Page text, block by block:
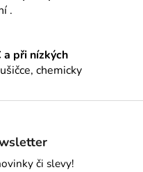
.
a při nízkých
chemicky
či slevy!